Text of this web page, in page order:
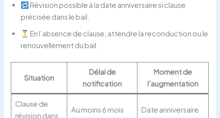
Révision possible à la date anniversaire si clause
précisée dans le bail.
En l’absence de clause, attendre la reconduction ou le
renouvellement du bail.
Situation
Délai de
notification
Moment de
l’augmentation
Clause de
révision dans
Au moins 6 mois
Date anniversaire